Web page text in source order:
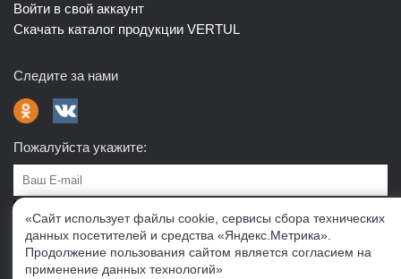
Войти в свой аккаунт
Скачать каталог продукции VERTUL
Следите за нами
Пожалуйста укажите:
Подписаться
О нас Доставка Контакты
«Сайт использует файлы cookie, сервисы сбора технических
данных посетителей и средства «Яндекс.Метрика».
Продолжение пользования сайтом является согласием на
применение данных технологий»